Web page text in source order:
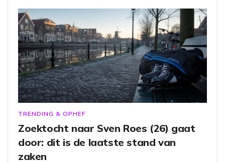
TRENDING & OPHEF
Zoektocht naar Sven Roes (26) gaat
door: dit is de laatste stand van
zaken